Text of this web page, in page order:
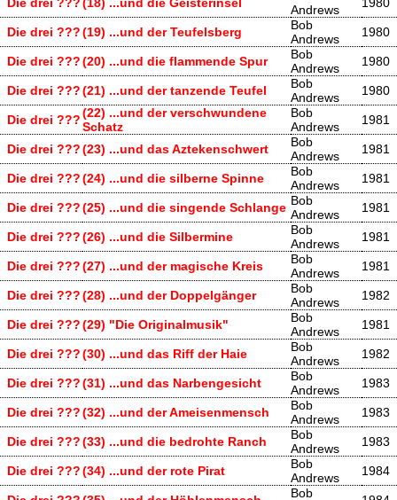
Andrews
Die drei ???(19) ...und der Teufelsberg
Bob
Andrews
1980
Die drei ???(20) ...und die flammende Spur
Bob
Andrews
1980
Die drei ???(21) ...und der tanzende Teufel
Bob
Andrews
1980
Die drei ???(22) ...und der verschwundene
Schatz
Bob
Andrews
1981
Die drei ???(23) ...und das Aztekenschwert
Bob
Andrews
1981
Die drei ???(24) ...und die silberne Spinne
Bob
Andrews
1981
Die drei ???(25) ...und die singende Schlange Bob
Andrews
1981
Die drei ???(26) ...und die Silbermine
Bob
Andrews
1981
Die drei ???(27) ...und der magische Kreis
Bob
Andrews
1981
Die drei ???(28) ...und der Doppelgänger
Bob
Andrews
1982
Die drei ???(29) "Die Originalmusik"
Bob
Andrews
1981
Die drei ???(30) ...und das Riff der Haie
Bob
Andrews
1982
Die drei ???(31) ...und das Narbengesicht
Bob
Andrews
1983
Die drei ???(32) ...und der Ameisenmensch
Bob
Andrews
1983
Die drei ???(33) ...und die bedrohte Ranch
Bob
Andrews
1983
Die drei ???(34) ...und der rote Pirat
Bob
Andrews
1984
Bob